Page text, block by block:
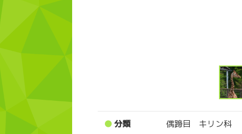
分類 偶蹄目 キリン科